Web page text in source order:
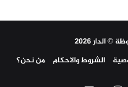
الدار 2026
الشروط والاحكام من نحن؟